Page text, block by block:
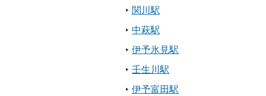
関川駅
中萩駅
伊予氷見駅
壬生川駅
伊予富田駅